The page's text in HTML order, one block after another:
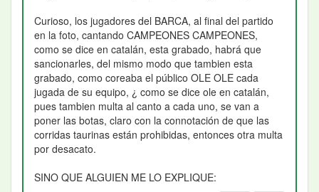
Curioso, los jugadores del BARCA, al final del partido
en la foto, cantando CAMPEONES CAMPEONES,
como se dice en catalán, esta grabado, habrá que
sancionarles, del mismo modo que tambien esta
grabado, como coreaba el público OLE OLE cada
jugada de su equipo, ¿ como se dice ole en catalán,
pues tambien multa al canto a cada uno, se van a
poner las botas, claro con la connotación de que las
corridas taurinas están prohibidas, entonces otra multa
por desacato.
SINO QUE ALGUIEN ME LO EXPLIQUE: